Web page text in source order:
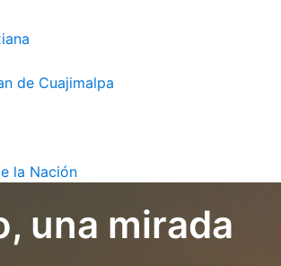
de Cuajimalpa
la Nación
una mirada